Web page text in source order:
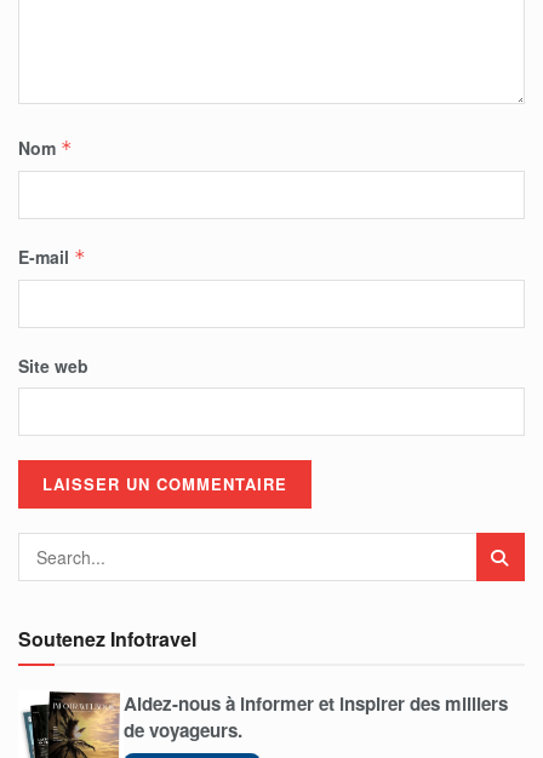
Nom *
E-mail *
Site web
Soutenez Infotravel
Aidez-nous à informer et inspirer des milliers
de voyageurs.